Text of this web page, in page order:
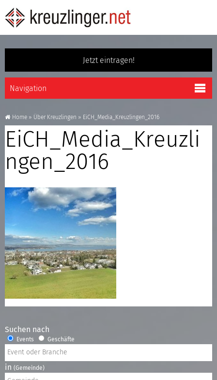
Jetzt eintragen!
Home » Über Kreuzlingen » EiCH_Media_Kreuzlingen_2016
EiCH_Media_Kreuzli
ngen_2016
Suchen nach
Events Geschäfte
in (Gemeinde)